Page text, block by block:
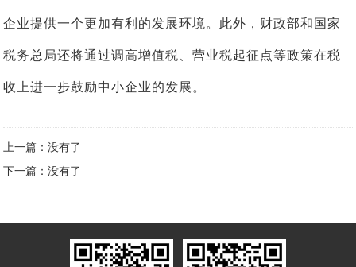
企业提供一个更加有利的发展环境。此外，财政部和国家
税务总局还将通过调高增值税、营业税起征点等政策在税
收上进一步鼓励中小企业的发展。
上一篇：没有了
下一篇：没有了